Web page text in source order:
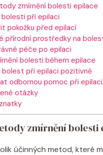
zmírnění bolesti epilace
při epilaci
pokožku ⁢před epilací
přírodní⁣ prostředky ⁤na
‌péče po epilaci
​bolesti během epilace
bolest při epilaci pozitivně
odbornou pomoc ⁣při epilaci
otázky
zmírnění bolesti
účinných metod, které